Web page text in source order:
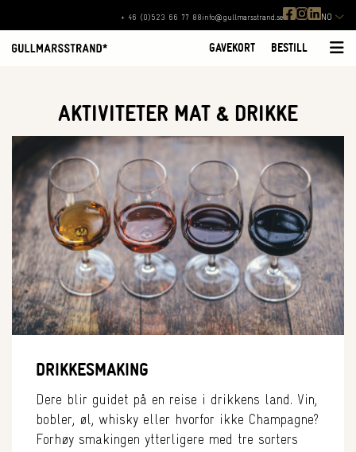
+ 46 (0)523 66 77 88 info@gullmarsstrand.se NO
GAVEKORT BESTILL
AKTIVITETER MAT & DRIKKE
DRIKKESMAKING
Dere blir guidet på en reise i drikkens land. Vin,
bobler, øl, whisky eller hvorfor ikke Champagne?
Forhøy smakingen ytterligere med tre sorters